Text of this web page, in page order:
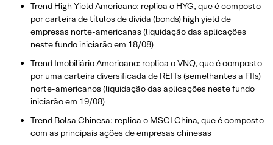
Trend High Yield Americano: replica o HYG, que é composto
por carteira de títulos de dívida (bonds) high yield de
empresas norte-americanas (liquidação das aplicações
neste fundo iniciarão em 18/08)
Trend Imobiliário Americano: replica o VNQ, que é composto
por uma carteira diversificada de REITs (semelhantes a FIIs)
norte-americanos (liquidação das aplicações neste fundo
iniciarão em 19/08)
Trend Bolsa Chinesa: replica o MSCI China, que é composto
com as principais ações de empresas chinesas